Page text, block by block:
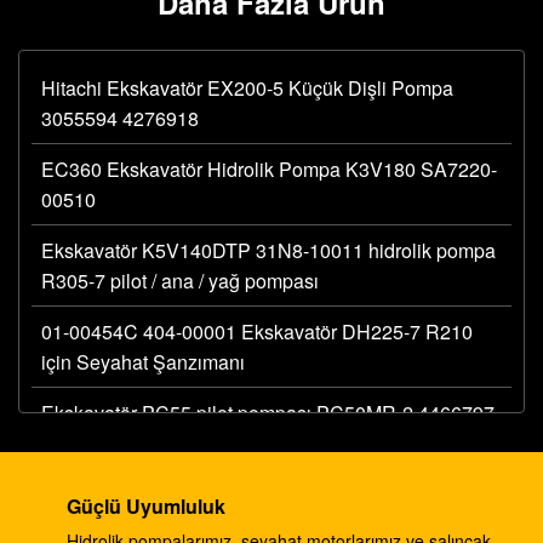
Hitachi Ekskavatör EX200-5 Küçük Dişli Pompa
3055594 4276918
EC360 Ekskavatör Hidrolik Pompa K3V180 SA7220-
00510
Ekskavatör K5V140DTP 31N8-10011 hidrolik pompa
R305-7 pilot / ana / yağ pompası
01-00454C 404-00001 Ekskavatör DH225-7 R210
için Seyahat Şanzımanı
Ekskavatör PC55 pilot pompası PC50MR-2 4466797
Ekskavatör 330C A8V0200 pilot pompa E330C
hidrolik E345B 274-2491 345 ram pompası DH420
Güçlü Uyumluluk